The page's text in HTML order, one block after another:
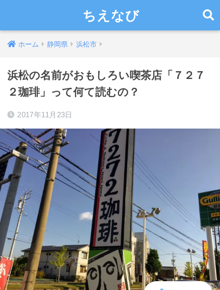
ちえなび
ホーム 静岡県 浜松市
浜松の名前がおもしろい喫茶店「７２７
２珈琲」って何て読むの？
2017年11月23日